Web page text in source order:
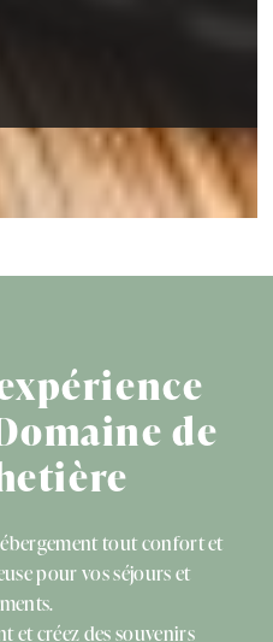
de
tout confort et
pour vos séjours et
et créez des souvenirs